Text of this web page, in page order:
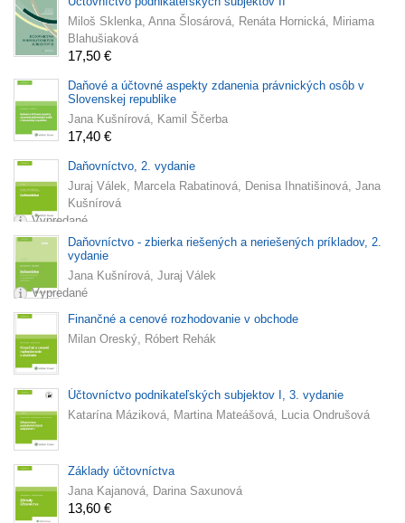
Miloš Sklenka, Anna Šlosárová, Renáta Hornická, Miriama
Blahušiaková
17,50 €
Daňové a účtovné aspekty zdanenia právnických osôb v
Slovenskej republike
Jana Kušnírová, Kamil Ščerba
17,40 €
Daňovníctvo, 2. vydanie
Juraj Válek, Marcela Rabatinová, Denisa Ihnatišinová, Jana
Kušnírová
Vypredané
Daňovníctvo - zbierka riešených a neriešených príkladov, 2.
vydanie
Jana Kušnírová, Juraj Válek
Vypredané
Finančné a cenové rozhodovanie v obchode
Milan Oreský, Róbert Rehák
Účtovníctvo podnikateľských subjektov I, 3. vydanie
Katarína Máziková, Martina Mateášová, Lucia Ondrušová
Základy účtovníctva
Jana Kajanová, Darina Saxunová
13,60 €